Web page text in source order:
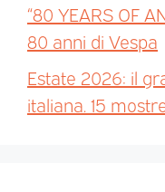
“80 YEARS OF
80 anni di Vespa
Estate 2026: il
italiana. 15